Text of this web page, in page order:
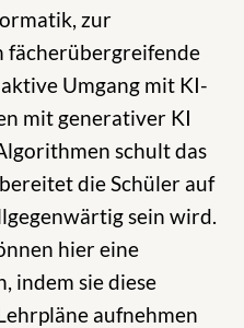
zur
fächerübergreifende
Umgang mit KI-
mit generativer KI
schult das
die Schüler auf
sein wird.
hier eine
indem sie diese
aufnehmen